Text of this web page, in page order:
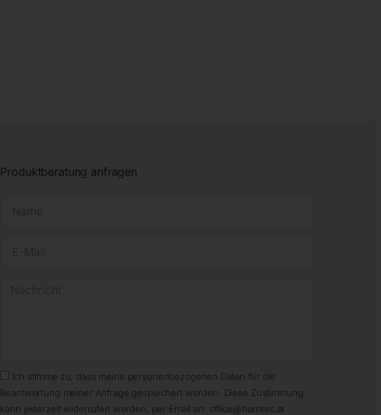
Produktberatung anfragen
Ich stimme zu, dass meine personenbezogenen Daten für die
Beantwortung meiner Anfrage gespeichert werden. Diese Zustimmung
kann jederzeit widerrufen werden, per Email an: office@horntec.at